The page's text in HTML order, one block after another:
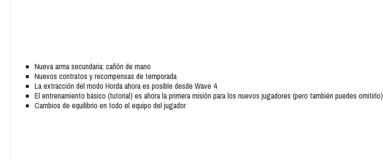
Nueva arma secundaria: cañón de mano
Nuevos contratos y recompensas de temporada
La extracción del modo Horda ahora es posible desde Wave 4
El entrenamiento básico (tutorial) es ahora la primera misión para los nuevos jugadores (pero también puedes omitirlo)
Cambios de equilibrio en todo el equipo del jugador